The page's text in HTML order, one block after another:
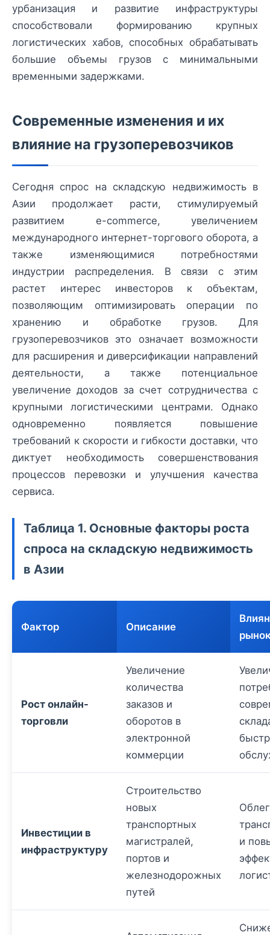
урбанизация и развитие инфраструктуры
способствовали формированию крупных
логистических хабов, способных обрабатывать
большие объемы грузов с минимальными
временными задержками.
Современные изменения и их
влияние на грузоперевозчиков
Сегодня спрос на складскую недвижимость в
Азии продолжает расти, стимулируемый
развитием e-commerce, увеличением
международного интернет-торгового оборота, а
также изменяющимися потребностями
индустрии распределения. В связи с этим
растет интерес инвесторов к объектам,
позволяющим оптимизировать операции по
хранению и обработке грузов. Для
грузоперевозчиков это означает возможности
для расширения и диверсификации направлений
деятельности, а также потенциальное
увеличение доходов за счет сотрудничества с
крупными логистическими центрами. Однако
одновременно появляется повышение
требований к скорости и гибкости доставки, что
диктует необходимость совершенствования
процессов перевозки и улучшения качества
сервиса.
Таблица 1. Основные факторы роста
спроса на складскую недвижимость
в Азии
Фактор Описание
Рост онлайн-
торговли
Увеличение
количества
заказов и
оборотов в
электронной
коммерции
Инвестиции в
инфраструктуру
Строительство
новых
транспортных
магистралей,
портов и
железнодорожных
путей
и